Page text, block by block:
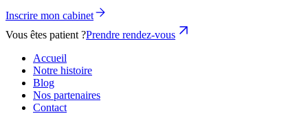
Inscrire mon cabinet
Vous êtes patient ?Prendre rendez-vous
Accueil
Notre histoire
Blog
Nos partenaires
Contact